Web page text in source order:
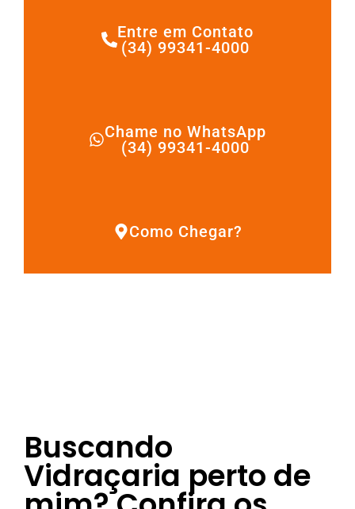
Entre em Contato
(34) 99341-4000
Chame no WhatsApp
(34) 99341-4000
Como Chegar?
Buscando
Vidraçaria perto de